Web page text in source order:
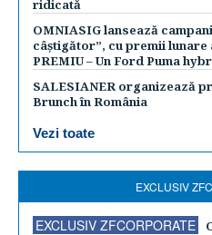
ridicată
OMNIASIG lansează
câștigător”, cu premii
PREMIU – Un Ford Puma
SALESIANER organizează
Brunch în România
Vezi toate
EXCLUSIV
EXCLUSIV ZFCORPORATE